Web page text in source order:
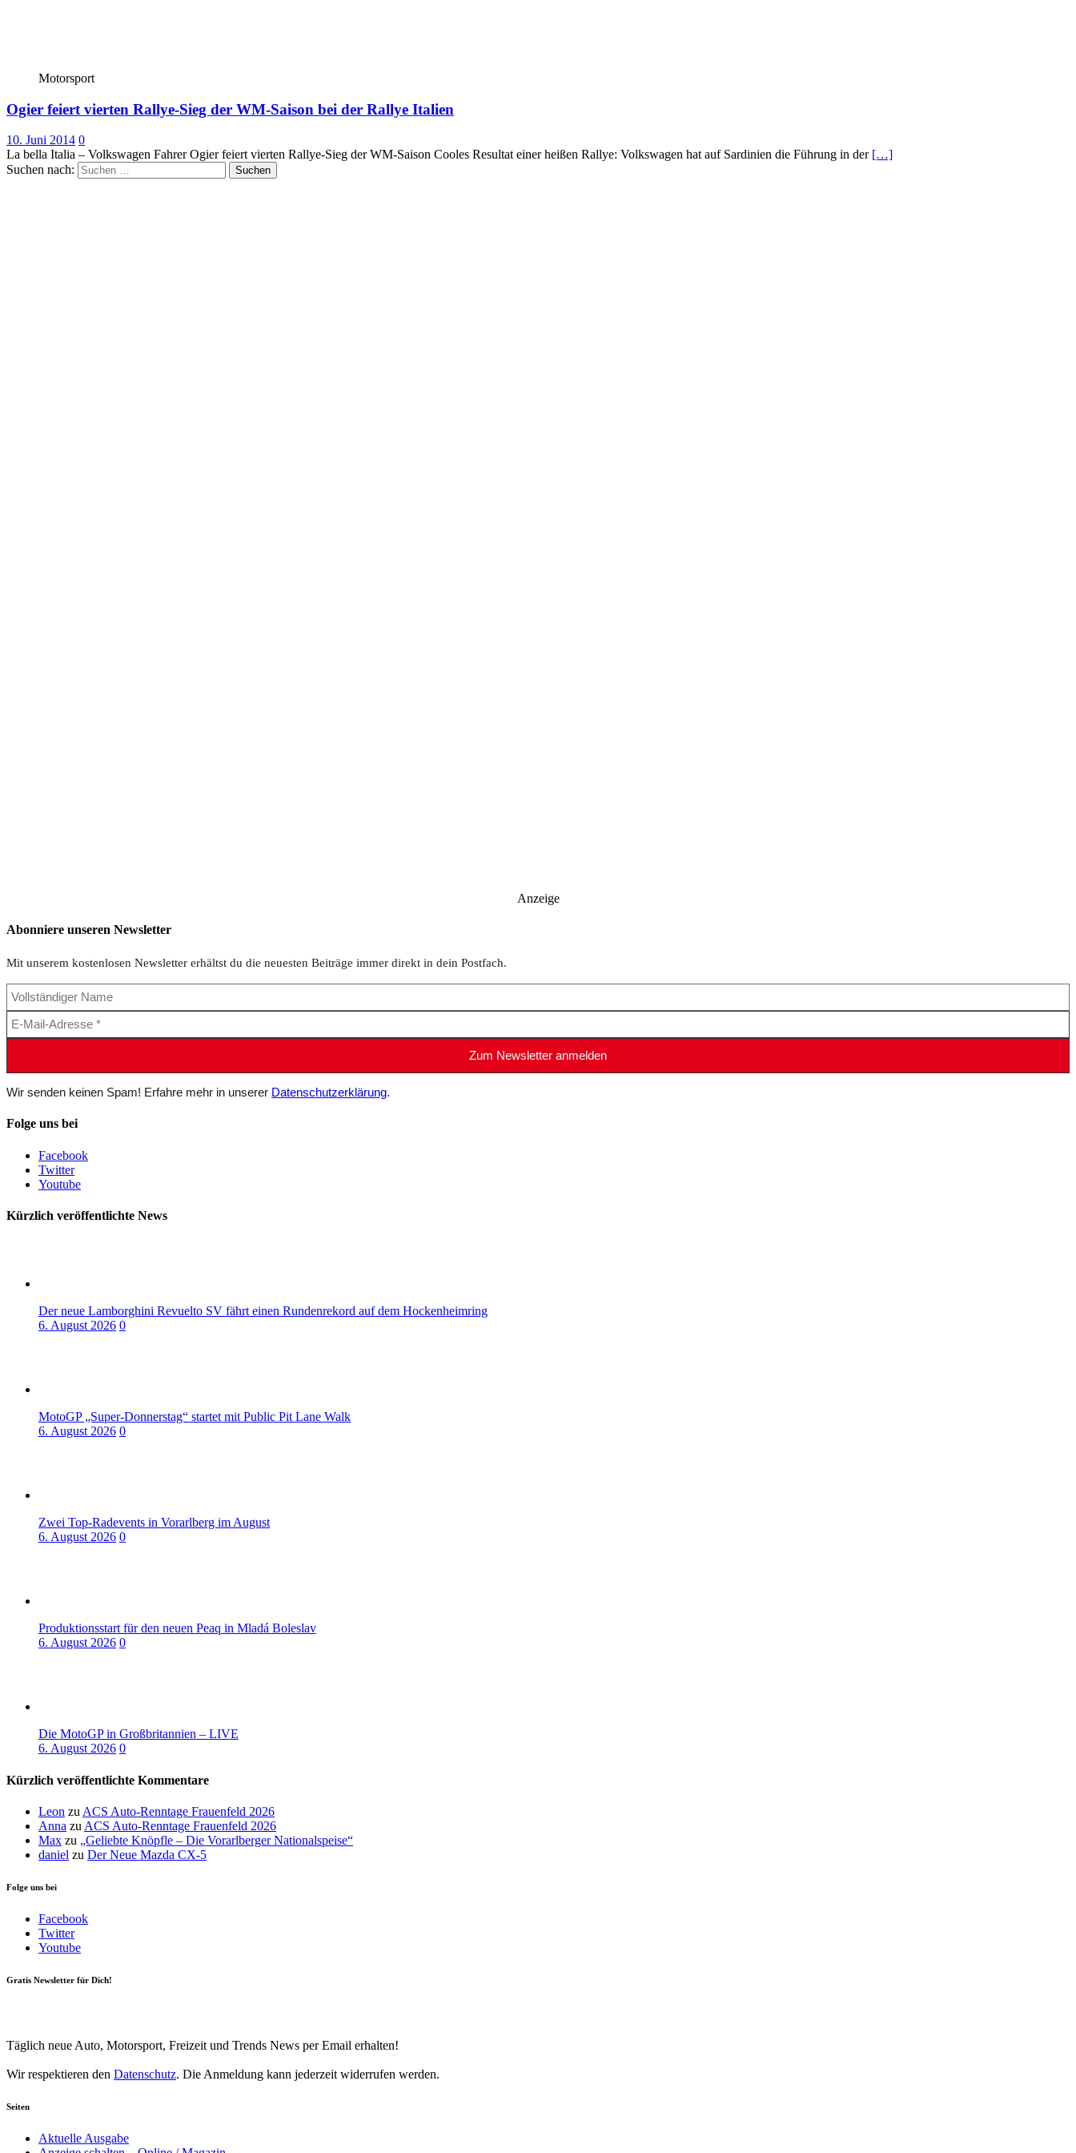
Motorsport
Ogier feiert vierten Rallye-Sieg der WM-Saison bei der Rallye Italien
10. Juni 2014 0
La bella Italia – Volkswagen Fahrer Ogier feiert vierten Rallye-Sieg der WM-Saison Cooles Resultat einer heißen Rallye: Volkswagen hat auf Sardinien die Führung in der […]
Suchen nach:
Anzeige
Abonniere unseren Newsletter
Mit unserem kostenlosen Newsletter erhältst du die neuesten Beiträge immer direkt in dein Postfach.
Wir senden keinen Spam! Erfahre mehr in unserer Datenschutzerklärung.
Folge uns bei
Facebook
Twitter
Youtube
Kürzlich veröffentlichte News
Der neue Lamborghini Revuelto SV fährt einen Rundenrekord auf dem Hockenheimring
6. August 2026 0
MotoGP „Super-Donnerstag“ startet mit Public Pit Lane Walk
6. August 2026 0
Zwei Top-Radevents in Vorarlberg im August
6. August 2026 0
Produktionsstart für den neuen Peaq in Mladá Boleslav
6. August 2026 0
Die MotoGP in Großbritannien – LIVE
6. August 2026 0
Kürzlich veröffentlichte Kommentare
Leon zu ACS Auto-Renntage Frauenfeld 2026
Anna zu ACS Auto-Renntage Frauenfeld 2026
Max zu „Geliebte Knöpfle – Die Vorarlberger Nationalspeise“
daniel zu Der Neue Mazda CX-5
Folge uns bei
Facebook
Twitter
Youtube
Gratis Newsletter für Dich!
Täglich neue Auto, Motorsport, Freizeit und Trends News per Email erhalten!
Wir respektieren den Datenschutz. Die Anmeldung kann jederzeit widerrufen werden.
Seiten
Aktuelle Ausgabe